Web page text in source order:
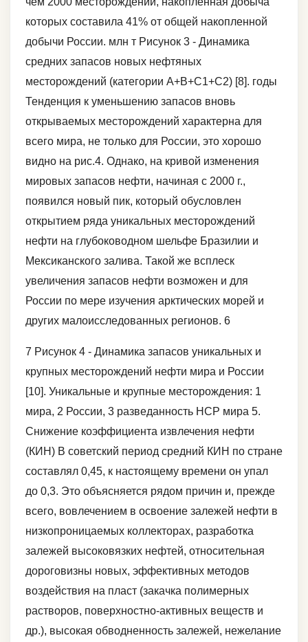
которых составила 41% от общей накопленной
добычи России. млн т Рисунок 3 - Динамика
средних запасов новых нефтяных
месторождений (категории А+В+С1+С2) [8]. годы
Тенденция к уменьшению запасов вновь
открываемых месторождений характерна для
всего мира, не только для России, это хорошо
видно на рис.4. Однако, на кривой изменения
мировых запасов нефти, начиная с 2000 г.,
появился новый пик, который обусловлен
открытием ряда уникальных месторождений
нефти на глубоководном шельфе Бразилии и
Мексиканского залива. Такой же всплеск
увеличения запасов нефти возможен и для
России по мере изучения арктических морей и
других малоисследованных регионов. 6
7 Рисунок 4 - Динамика запасов уникальных и
крупных месторождений нефти мира и России
[10]. Уникальные и крупные месторождения: 1
мира, 2 России, 3 разведанность НСР мира 5.
Снижение коэффициента извлечения нефти
(КИН) В советский период средний КИН по стране
составлял 0,45, к настоящему времени он упал
до 0,3. Это объясняется рядом причин и, прежде
всего, вовлечением в освоение залежей нефти в
низкопроницаемых коллекторах, разработка
залежей высоковязких нефтей, относительная
дороговизны новых, эффективных методов
воздействия на пласт (закачка полимерных
растворов, поверхностно-активных веществ и
др.), высокая обводненность залежей, нежелание